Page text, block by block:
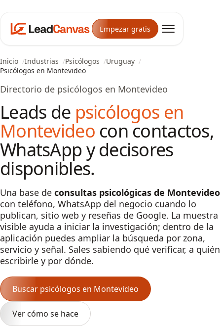
Empezar gratis
Inicio Industrias Psicólogos
Uruguay
Psicólogos en Montevideo
Directorio de psicólogos en Montevideo
Leads de psicólogos en
Montevideo con contactos,
WhatsApp y decisores
disponibles.
Una base de consultas psicológicas de Montevideo
con teléfono, WhatsApp del negocio cuando lo
publican, sitio web y reseñas de Google. La muestra
visible ayuda a iniciar la investigación; dentro de la
aplicación puedes ampliar la búsqueda por zona,
servicio y señal. Sales sabiendo qué verificar, a quién
escribirle y por dónde.
Buscar psicólogos en Montevideo
Ver cómo se hace